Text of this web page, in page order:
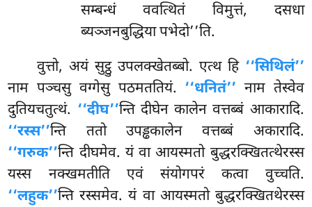
सम्बन्धं ववत्थितं विमुत्तं, दसधा
ब्यञ्जनबुद्धिया पभेदो’’ति.
वुत्तो, अयं सुट्ठु उपलक्खेतब्बो. एत्थ हि ‘‘सिथिलं’’
नाम पञ्चसु वग्गेसु पठमततियं. ‘‘धनितं’’ नाम तेस्वेव
दुतियचतुत्थं. ‘‘दीघ’’न्ति दीघेन कालेन वत्तब्बं आकारादि.
‘‘रस्स’’न्ति ततो उपड्ढकालेन वत्तब्बं अकारादि.
‘‘गरुक’’न्ति दीघमेव. यं वा आयस्मतो बुद्धरक्खितत्थेरस्स
यस्स नक्खमतीति एवं संयोगपरं कत्वा वुच्चति.
‘‘लहुक’’न्ति रस्समेव. यं वा आयस्मतो बुद्धरक्खितथेरस्स